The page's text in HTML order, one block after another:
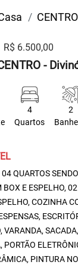
CENTRO
R$ 6.500,00
-
4
Quartos
2
QUARTOS
E ESPELHO,
COZINHA
VARANDA,
PINTURA